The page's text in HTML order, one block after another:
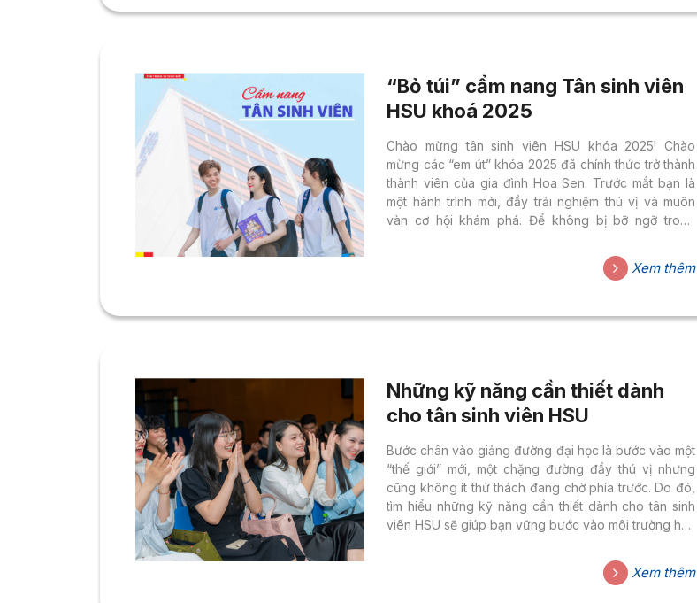
Sáng AZA, Việt Thi, Rapper Kenji, Trung Hiếu...
“Bỏ túi” cẩm nang Tân sinh viên
HSU khoá 2025
Chào mừng tân sinh viên HSU khóa 2025! Chào
mừng các “em út” khóa 2025 đã chính thức trở thành
thành viên của gia đình Hoa Sen. Trước mắt bạn là
một hành trình mới, đầy trải nghiệm thú vị và muôn
vàn cơ hội khám phá. Để không bị bỡ ngỡ trong
nang bỏ túi – nơi tổng hợp tất cả thông tin quan trọng
giúp bạn khởi động năm học mới thật suôn sẻ. 1. Các
Xem thêm
Những kỹ năng cần thiết dành
cho tân sinh viên HSU
Bước chân vào giảng đường đại học là bước vào một
“thế giới” mới, một chặng đường đầy thú vị nhưng
cũng không ít thử thách đang chờ phía trước. Do đó,
tìm hiểu những kỹ năng cần thiết dành cho tân sinh
viên HSU sẽ giúp bạn vững bước vào môi trường học
Phạm Doãn Nguyên – Phó Hiệu trưởng Trường Đại
học Hoa Sen. Học đại học có gì khác so với học
Xem thêm